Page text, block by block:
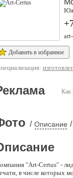
Добавить в избранное
Как
/ Описание /
″Art-Certus″ -
в числе которых